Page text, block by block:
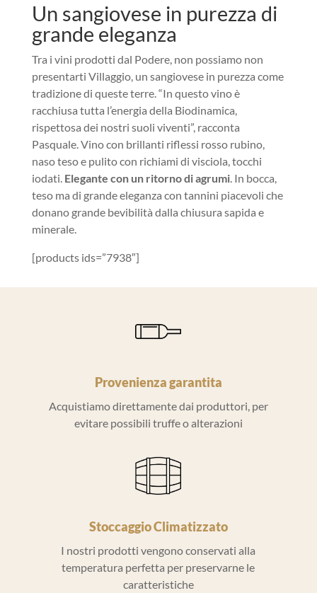
Un sangiovese in purezza di
grande eleganza
Tra i vini prodotti dal Podere, non possiamo non
presentarti Villaggio, un sangiovese in purezza come
tradizione di queste terre. “In questo vino è
racchiusa tutta l’energia della Biodinamica,
rispettosa dei nostri suoli viventi”, racconta
Pasquale. Vino con brillanti riflessi rosso rubino,
naso teso e pulito con richiami di visciola, tocchi
iodati. Elegante con un ritorno di agrumi. In bocca,
teso ma di grande eleganza con tannini piacevoli che
donano grande bevibilità dalla chiusura sapida e
minerale.
[products ids=”7938″]
Provenienza garantita
Acquistiamo direttamente dai produttori, per
evitare possibili truffe o alterazioni
Stoccaggio Climatizzato
I nostri prodotti vengono conservati alla
temperatura perfetta per preservarne le
caratteristiche